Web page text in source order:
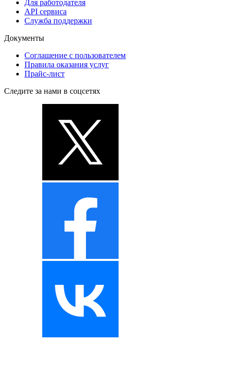
Для работодателя
API сервиса
Служба поддержки
Документы
Соглашение с пользователем
Правила оказания услуг
Прайс-лист
Следите за нами в соцсетях